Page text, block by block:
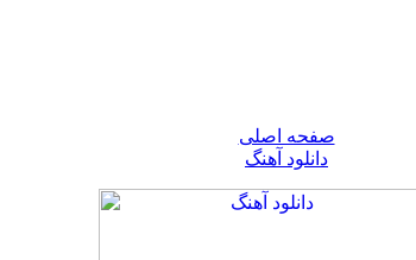
صفحه اصلی
دانلود آهنگ